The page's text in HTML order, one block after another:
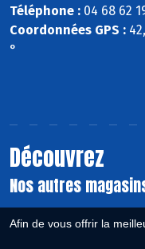
Afin de vous offrir la
Téléphone : 04 68 62
Coordonnées GPS :
°
Découvrez
Nos autres